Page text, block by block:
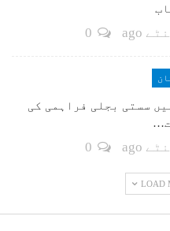
سستی بجلی فراہمی کی
LOAD